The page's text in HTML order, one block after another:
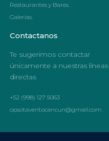
Restaurantes y Bares.
Galerias.
Contactanos
Te sugerimos contactar
únicamente a nuestras líneas
directas
+52 (998) 127 5063
opsotaventocancun@gmail.com